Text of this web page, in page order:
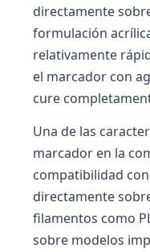
directamente
formulación
relativamente
el marcador con
cure
Una de las
marcador en la
compatibilidad
directamente
filamentos como
sobre modelos